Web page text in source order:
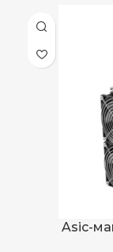
Asic-